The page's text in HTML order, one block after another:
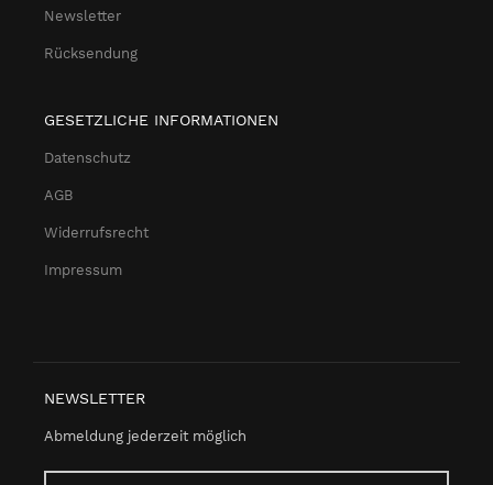
Newsletter
Rücksendung
GESETZLICHE INFORMATIONEN
Datenschutz
AGB
Widerrufsrecht
Impressum
NEWSLETTER
Abmeldung jederzeit möglich